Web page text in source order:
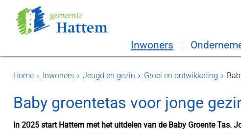
Inwoners
Home Inwoners Jeugd en gezin Groei en ontwikkeling
Baby groentetas voor jonge
In 2025 start Hattem met het uitdelen van de Baby Groente Tas.